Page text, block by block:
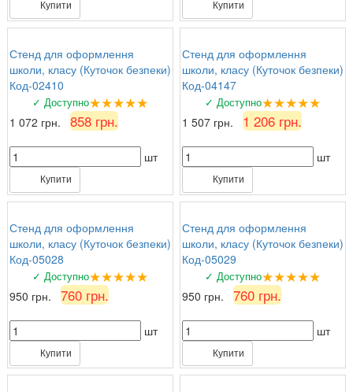
Купити Купити
Стенд для оформлення
школи, класу (Куточок безпеки)
Код-02410
✓ Доступно★★★★★
1 072 грн. 858 грн.
шт
Купити
Стенд для оформлення
школи, класу (Куточок безпеки)
Код-04147
✓ Доступно★★★★★
1 507 грн. 1 206 грн.
шт
Купити
Стенд для оформлення
школи, класу (Куточок безпеки)
Код-05028
✓ Доступно★★★★★
950 грн. 760 грн.
шт
Купити
Стенд для оформлення
школи, класу (Куточок безпеки)
Код-05029
✓ Доступно★★★★★
950 грн. 760 грн.
шт
Купити